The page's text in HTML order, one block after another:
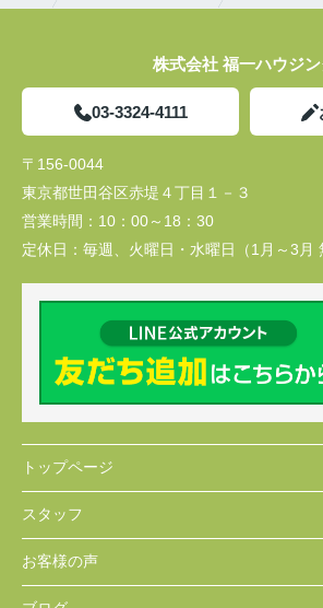
株式会社 福一ハウジ
03-3324-4111
〒156-0044
東京都世田谷区赤堤４丁目１－３
営業時間： 10：00～18：30
定休日： 毎週、火曜日・水曜日（1月～3月
トップページ
スタッフ
お客様の声